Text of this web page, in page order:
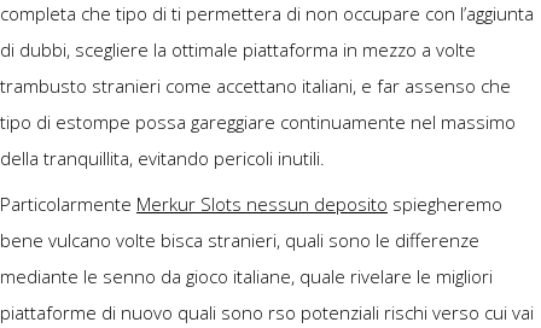
completa che tipo di ti permettera di non occupare con l’aggiunta
di dubbi, scegliere la ottimale piattaforma in mezzo a volte
trambusto stranieri come accettano italiani, e far assenso che
tipo di estompe possa gareggiare continuamente nel massimo
della tranquillita, evitando pericoli inutili.
Particolarmente Merkur Slots nessun deposito spiegheremo
bene vulcano volte bisca stranieri, quali sono le differenze
mediante le senno da gioco italiane, quale rivelare le migliori
piattaforme di nuovo quali sono rso potenziali rischi verso cui vai